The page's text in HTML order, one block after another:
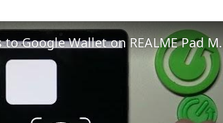
How to Add